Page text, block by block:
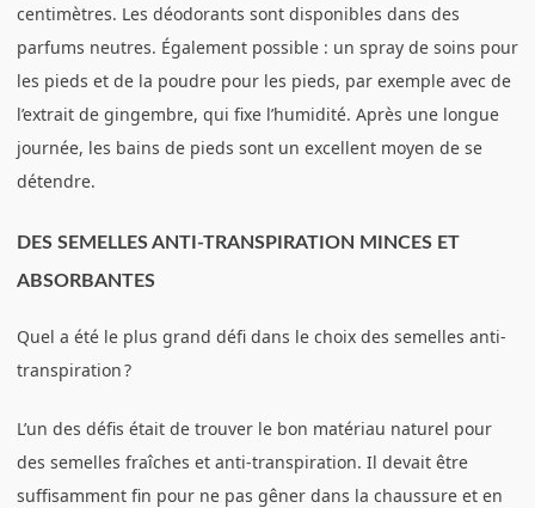
centimètres. Les déodorants sont disponibles dans des
parfums neutres. Également possible : un spray de soins pour
les pieds et de la poudre pour les pieds, par exemple avec de
l’extrait de gingembre, qui fixe l’humidité. Après une longue
journée, les bains de pieds sont un excellent moyen de se
détendre.
DES SEMELLES ANTI-TRANSPIRATION MINCES ET
ABSORBANTES
Quel a été le plus grand défi dans le choix des semelles anti-
transpiration ?
L’un des défis était de trouver le bon matériau naturel pour
des semelles fraîches et anti-transpiration. Il devait être
suffisamment fin pour ne pas gêner dans la chaussure et en